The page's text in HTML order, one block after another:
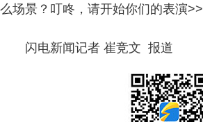
么场景？叮咚，请开始你们的表演>>
闪电新闻记者 崔竞文 报道